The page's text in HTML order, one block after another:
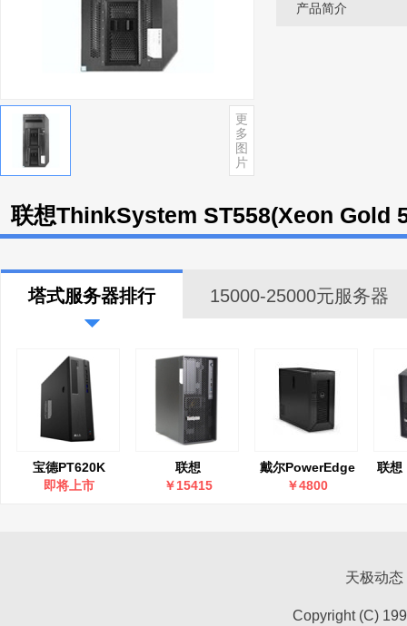
更
多
图
片
产品简介
联想ThinkSystem ST558(Xeon Gold
塔式服务器排行 15000-25000元服务器
宝德PT620K
即将上市
联想
lenovo()ThinkSystem
￥15415
戴尔PowerEdge
T20(1226V3)
￥4800
联想
天极动态
Copyright (C)